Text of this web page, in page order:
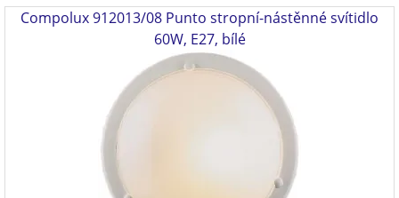
Compolux 912013/08 Punto stropní-nástěnné svítidlo
60W, E27, bílé